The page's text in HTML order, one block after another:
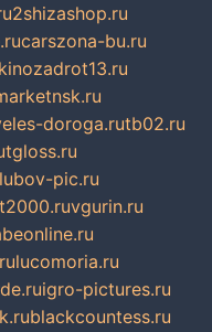
2shizashop.ru
carszona-bu.ru
kinozadrot13.ru
doroga.rutb02.ru
lubov-pic.ru
vgurin.ru
lucomoria.ru
igro-pictures.ru
blackcountess.ru